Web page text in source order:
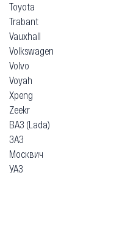
Toyota
Trabant
Vauxhall
Volkswagen
Volvo
Voyah
Xpeng
Zeekr
ВАЗ (Lada)
ЗАЗ
Москвич
УАЗ